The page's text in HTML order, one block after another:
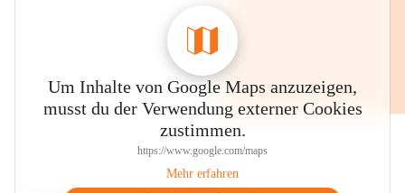
Um Inhalte von Google Maps anzuzeigen,
musst du der Verwendung externer Cookies
zustimmen.
https://www.google.com/maps
Mehr erfahren